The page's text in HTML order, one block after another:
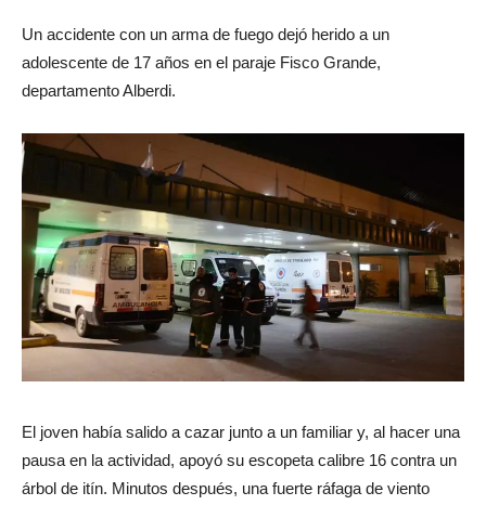
Un accidente con un arma de fuego dejó herido a un
adolescente de 17 años en el paraje Fisco Grande,
departamento Alberdi.
El joven había salido a cazar junto a un familiar y, al hacer una
pausa en la actividad, apoyó su escopeta calibre 16 contra un
árbol de itín. Minutos después, una fuerte ráfaga de viento